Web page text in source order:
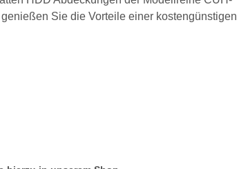
Sie die Vorteile einer kostengünstigen